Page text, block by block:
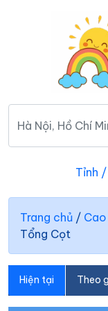
Tỉnh
Trang chủ /
Tổng Cọt
Hiện tại Theo